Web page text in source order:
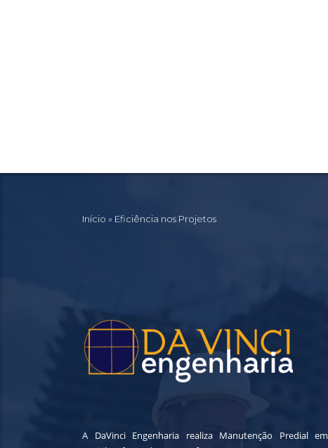
Início » Eficiência nos Projetos
A DaVinci Engenharia realiza Manutenção Predial em